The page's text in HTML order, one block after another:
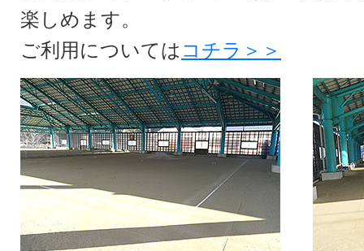
楽しめます。
ご利用については コチラ＞＞